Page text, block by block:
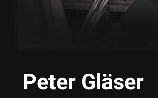
Peter Gläser